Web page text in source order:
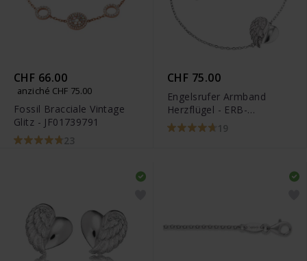
CHF 66.00
anziché CHF 75.00
Fossil Bracciale Vintage
Glitz - JF01739791
23
CHF 75.00
Engelsrufer Armband
Herzflügel - ERB-
LILHEARTWING
19